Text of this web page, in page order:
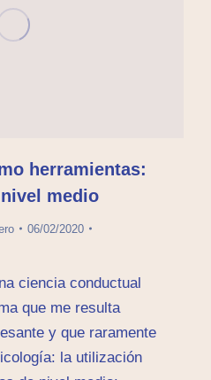
herramientas:
medio
06/02/2020
ciencia conductual
que me resulta
y que raramente
la utilización